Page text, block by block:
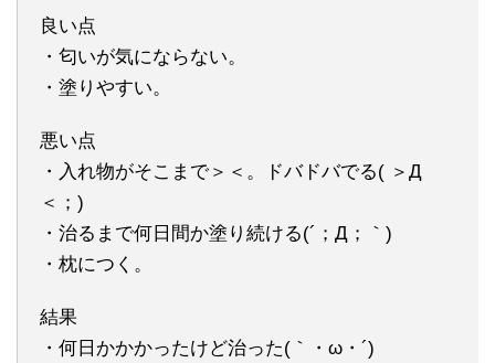
良い点
・匂いが気にならない。
・塗りやすい。
悪い点
・入れ物がそこまで＞＜。ドバドバでる( ＞Д
＜；)
・治るまで何日間か塗り続ける(´；Д；｀)
・枕につく。
結果
・何日かかかったけど治った(｀・ω・´)